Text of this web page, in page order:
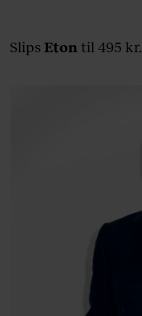
Slips Eton til 495 kr.